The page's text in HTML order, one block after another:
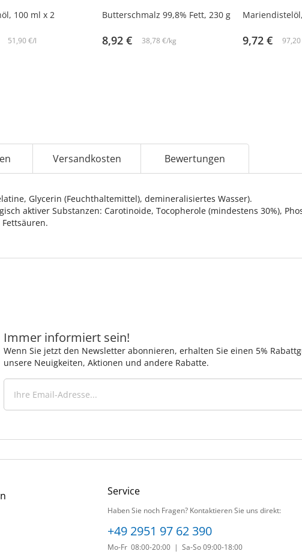
100 ml х 2
51,90 €/l
Butterschmalz 99,8% Fett, 230 g
8,92 € 38,78 €/kg 9,72 €
Versandkosten Bewertungen
Glycerin (Feuchthaltemittel), demineralisiertes Wasser).
aktiver Substanzen: Carotinoide, Tocopherole (mindestens 30%),
Immer informiert sein!
Wenn Sie jetzt den Newsletter abonnieren, erhalten Sie einen 5%
unsere Neuigkeiten, Aktionen und andere Rabatte.
Service
Haben Sie noch Fragen? Kontaktieren Sie uns direkt:
+49 2951 97 62 390
Mo-Fr 08:00-20:00 | Sa-So 09:00-18:00